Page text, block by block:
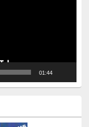
01:44